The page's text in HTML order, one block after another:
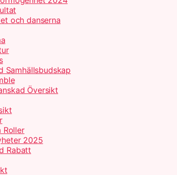
och danserna
Samhällsbudskap
Översikt
Roller
2025
Rabatt